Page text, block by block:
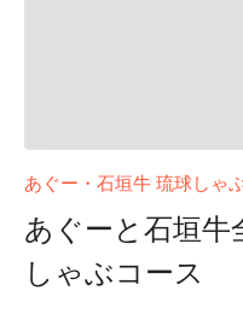
あぐー・石垣牛 琉球しゃ
あぐーと石垣
しゃぶコース